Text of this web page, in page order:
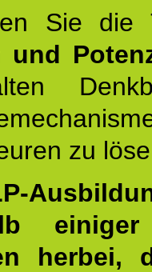
Sie
und
zu
einiger
herbei,